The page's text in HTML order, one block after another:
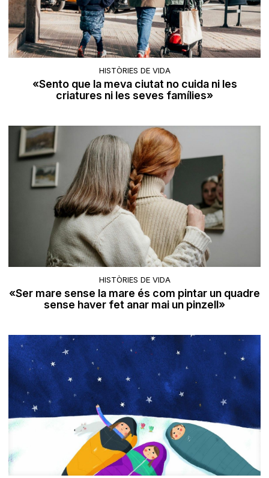
HISTÒRIES DE VIDA
«Sento que la meva ciutat no cuida ni les
criatures ni les seves famílies»
HISTÒRIES DE VIDA
«Ser mare sense la mare és com pintar un quadre
sense haver fet anar mai un pinzell»